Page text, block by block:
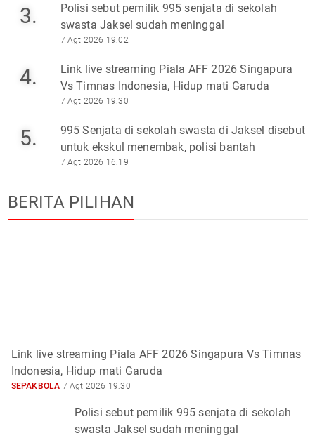
3.
Polisi sebut pemilik 995 senjata di sekolah
swasta Jaksel sudah meninggal
7 Agt 2026 19:02
4.
Link live streaming Piala AFF 2026 Singapura
Vs Timnas Indonesia, Hidup mati Garuda
7 Agt 2026 19:30
5.
995 Senjata di sekolah swasta di Jaksel disebut
untuk ekskul menembak, polisi bantah
7 Agt 2026 16:19
BERITA PILIHAN
Link live streaming Piala AFF 2026 Singapura Vs Timnas
Indonesia, Hidup mati Garuda
SEPAKBOLA 7 Agt 2026 19:30
Polisi sebut pemilik 995 senjata di sekolah
swasta Jaksel sudah meninggal